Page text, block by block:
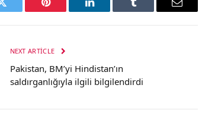
Twitter Pinterest LinkedIn Tumblr Email
NEXT ARTICLE
Pakistan, BM’yi Hindistan’ın
saldırganlığıyla ilgili bilgilendirdi